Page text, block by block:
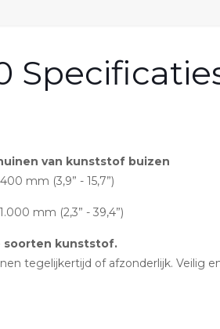
van kunststof buizen
mm (3,9” - 15,7”)
mm (2,3” - 39,4”)
soorten kunststof.
tegelijkertijd of afzonderlijk. Veilig